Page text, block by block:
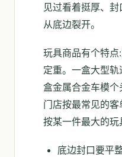
见过看着挺厚、
从底边裂开。
玩具商品有个特
定重。一盒大型
盒金属合金车模
门店按最常见的
按某一件最大的玩
底边封口要平